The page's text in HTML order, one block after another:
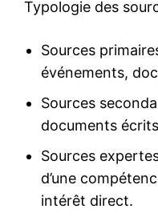
Typologie des
Sources
événements,
Sources
documents
Sources
d’une
intérêt direct.